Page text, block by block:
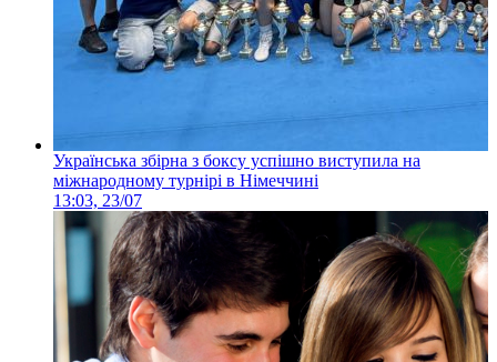
Українська збірна з боксу успішно виступила на
міжнародному турнірі в Німеччині
13:03, 23/07